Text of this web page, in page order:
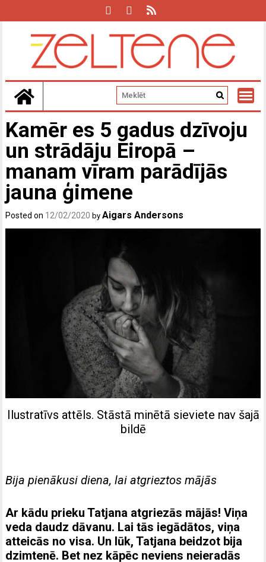
Kamēr es 5 gadus dzīvoju
un strādāju Eiropā –
manam vīram parādījās
jauna ģimene
Posted on 12/02/2020 byAigars Andersons
Ilustratīvs attēls. Stāstā minētā sieviete nav šajā
bildē
Bija pienākusi diena, lai atgrieztos mājās
Ar kādu prieku Tatjana atgriezās mājās! Viņa
veda daudz dāvanu. Lai tās iegādātos, viņa
atteicās no visa. Un lūk, Tatjana beidzot bija
dzimtenē. Bet nez kāpēc neviens neieradās